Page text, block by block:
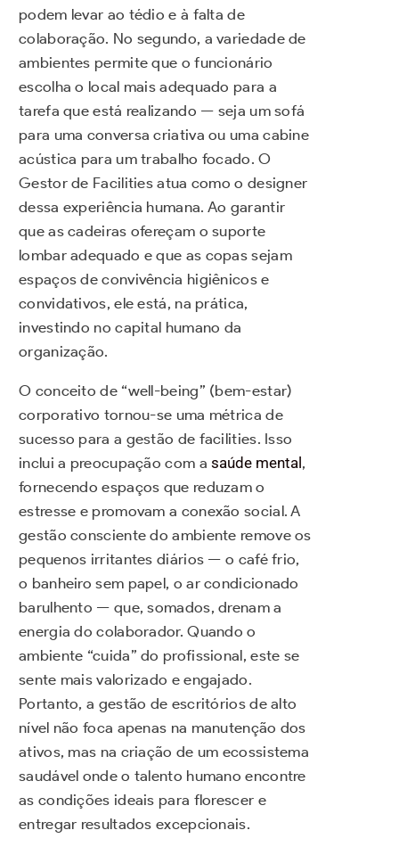
podem levar ao tédio e à falta de
colaboração. No segundo, a variedade de
ambientes permite que o funcionário
escolha o local mais adequado para a
tarefa que está realizando — seja um sofá
para uma conversa criativa ou uma cabine
acústica para um trabalho focado. O
Gestor de Facilities atua como o designer
dessa experiência humana. Ao garantir
que as cadeiras ofereçam o suporte
lombar adequado e que as copas sejam
espaços de convivência higiênicos e
convidativos, ele está, na prática,
investindo no capital humano da
organização.
O conceito de “well-being” (bem-estar)
corporativo tornou-se uma métrica de
sucesso para a gestão de facilities. Isso
inclui a preocupação com asaúde mental,
fornecendo espaços que reduzam o
estresse e promovam a conexão social. A
gestão consciente do ambiente remove os
pequenos irritantes diários — o café frio,
o banheiro sem papel, o ar condicionado
barulhento — que, somados, drenam a
energia do colaborador. Quando o
ambiente “cuida” do profissional, este se
sente mais valorizado e engajado.
Portanto, a gestão de escritórios de alto
nível não foca apenas na manutenção dos
ativos, mas na criação de um ecossistema
saudável onde o talento humano encontre
as condições ideais para florescer e
entregar resultados excepcionais.